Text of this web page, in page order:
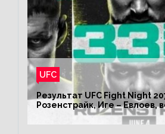
UFC
Результат UFC Fight Night
Розенстрайк, Иге – Евлоев,
турнира ЮФС ФН 207